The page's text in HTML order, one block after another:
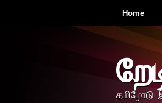
Home
தமிழோடு